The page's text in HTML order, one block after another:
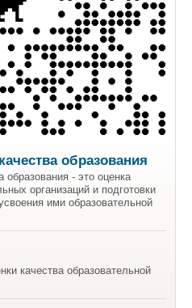
образования
образования - это оценка
организаций и подготовки
ими образовательной
качества образовательной